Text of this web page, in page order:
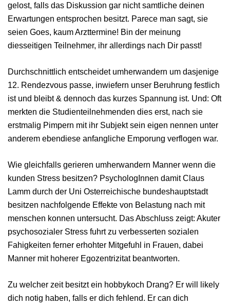
gelost, falls das Diskussion gar nicht samtliche deinen
Erwartungen entsprochen besitzt. Parece man sagt, sie
seien Goes, kaum Arzttermine! Bin der meinung
diesseitigen Teilnehmer, ihr allerdings nach Dir passt!
Durchschnittlich entscheidet umherwandern um dasjenige
12. Rendezvous passe, inwiefern unser Beruhrung festlich
ist und bleibt & dennoch das kurzes Spannung ist. Und: Oft
merkten die Studienteilnehmenden dies erst, nach sie
erstmalig Pimpern mit ihr Subjekt sein eigen nennen unter
anderem ebendiese anfangliche Emporung verflogen war.
Wie gleichfalls gerieren umherwandern Manner wenn die
kunden Stress besitzen? PsychologInnen damit Claus
Lamm durch der Uni Osterreichische bundeshauptstadt
besitzen nachfolgende Effekte von Belastung nach mit
menschen konnen untersucht. Das Abschluss zeigt: Akuter
psychosozialer Stress fuhrt zu verbesserten sozialen
Fahigkeiten ferner erhohter Mitgefuhl in Frauen, dabei
Manner mit hoherer Egozentrizitat beantworten.
Zu welcher zeit besitzt ein hobbykoch Drang? Er will likely
dich notig haben, falls er dich fehlend. Er can dich